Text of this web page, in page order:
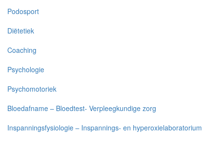
Podosport
Diëtetiek
Coaching
Psychologie
Psychomotoriek
Bloedafname – Bloedtest- Verpleegkundige zorg
Inspanningsfysiologie – Inspannings- en hyperoxielaboratorium